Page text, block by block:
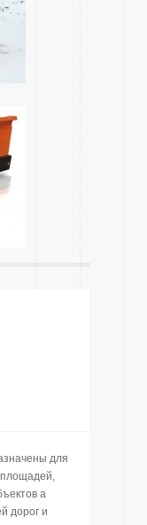
для
площадей,
а
дорог и